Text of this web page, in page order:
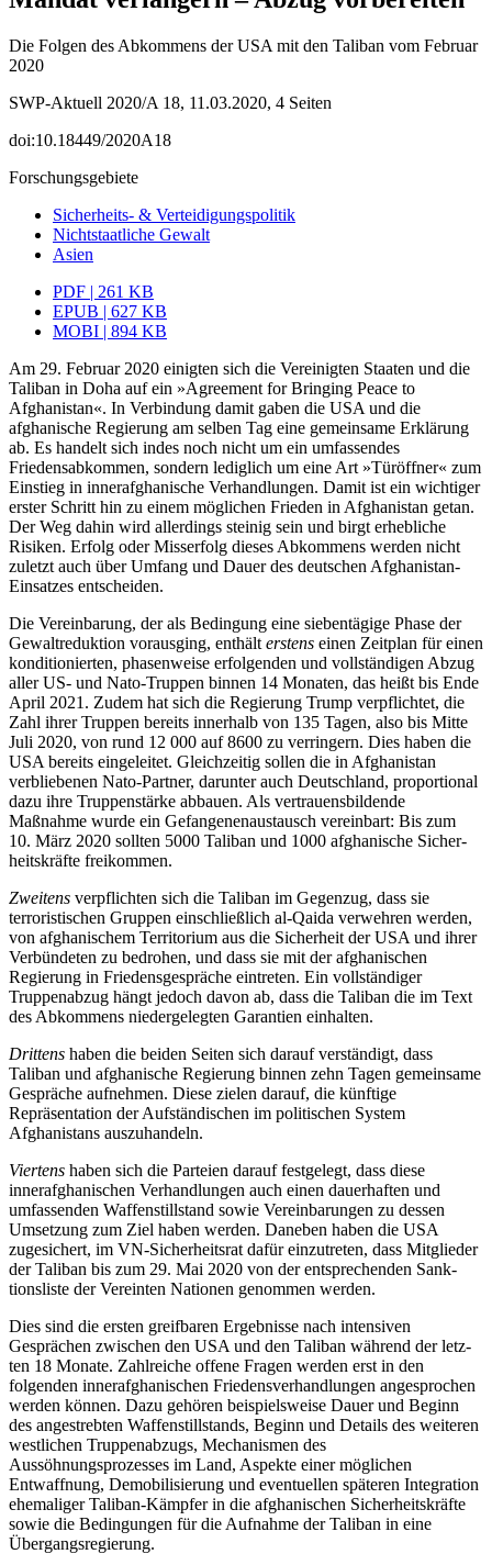
Die Folgen des Abkommens der USA mit den Taliban vom Februar
2020
SWP-Aktuell 2020/A 18, 11.03.2020, 4 Seiten
doi:10.18449/2020A18
Forschungsgebiete
Sicherheits- & Verteidigungspolitik
Nichtstaatliche Gewalt
Asien
PDF | 261 KB
EPUB | 627 KB
MOBI | 894 KB
Am 29. Februar 2020 einigten sich die Vereinigten Staaten und die
Taliban in Doha auf ein »Agreement for Bringing Peace to
Afghanistan«. In Verbindung damit gaben die USA und die
afghanische Regierung am selben Tag eine gemeinsame Erklärung
ab. Es handelt sich indes noch nicht um ein umfassendes
Friedensabkommen, son­dern lediglich um eine Art »Türöffner« zum
Einstieg in innerafghanische Verhand­lungen. Damit ist ein wichtiger
erster Schritt hin zu einem möglichen Frieden in Afghanistan getan.
Der Weg dahin wird allerdings steinig sein und birgt erhebliche
Risiken. Erfolg oder Misserfolg dieses Abkommens werden nicht
zuletzt auch über Umfang und Dauer des deutschen Afghanistan-
Einsatzes entscheiden.
Die Vereinbarung, der als Bedingung eine siebentägige Phase der
Gewaltreduktion vorausging, enthält erstens einen Zeitplan für einen
konditionierten, pha­senweise er­fol­genden und vollständigen Abzug
aller US- und Nato-Truppen binnen 14 Monaten, das heißt bis Ende
April 2021. Zudem hat sich die Regierung Trump verpflichtet, die
Zahl ihrer Truppen bereits innerhalb von 135 Tagen, also bis Mitte
Juli 2020, von rund 12 000 auf 8600 zu verringern. Dies haben die
USA bereits eingeleitet. Gleich­zeitig sollen die in Afghanistan
verbliebenen Nato-Partner, darunter auch Deutschland, proportional
dazu ihre Truppenstärke abbauen. Als vertrauensbildende
Maßnahme wurde ein Gefangenenaustausch ver­einbart: Bis zum
10. März 2020 sollten 5000 Taliban und 1000 afghanische Sicher­
heits­kräfte freikommen.
Zweitens verpflichten sich die Taliban im Gegenzug, dass sie
terroristischen Gruppen einschließlich al‑Qaida verwehren werden,
von afghanischem Territorium aus die Sicherheit der USA und ihrer
Verbündeten zu bedrohen, und dass sie mit der afghanischen
Regierung in Friedensgespräche ein­treten. Ein vollständiger
Truppenabzug hängt jedoch davon ab, dass die Taliban die im Text
des Abkom­mens niedergelegten Garan­tien einhalten.
Drittens haben die beiden Seiten sich darauf verständigt, dass
Taliban und afghanische Regie­rung binnen zehn Tagen gemeinsame
Gespräche aufnehmen. Diese zielen darauf, die künftige
Repräsentation der Aufständischen im politischen System
Afghanistans auszuhandeln.
Viertens haben sich die Parteien darauf festgelegt, dass diese
innerafghanischen Verhandlungen auch einen dauer­haften und
umfassenden Waffenstillstand sowie Verein­barungen zu dessen
Umsetzung zum Ziel haben wer­den. Daneben haben die USA
zugesichert, im VN-Sicher­heitsrat dafür ein­zutreten, dass Mitglieder
der Taliban bis zum 29. Mai 2020 von der entsprechenden Sank­
tions­liste der Verein­ten Nationen genommen werden.
Dies sind die ersten greifbaren Ergebnisse nach intensiven
Gesprächen zwischen den USA und den Taliban während der letz­
ten 18 Monate. Zahlreiche offene Fragen werden erst in den
folgenden inner­afghani­schen Friedensverhandlungen angesprochen
werden können. Dazu gehören beispielsweise Dauer und Beginn
des angestrebten Waffenstillstands, Beginn und Details des weiteren
westlichen Truppenabzugs, Mecha­nismen des
Aussöhnungsprozesses im Land, Aspekte einer möglichen
Entwaffnung, Demobilisierung und even­tuellen späteren Integration
ehemaliger Tali­ban-Kämpfer in die afghanischen Sicherheitskräfte
sowie die Bedin­gungen für die Aufnahme der Tali­ban in eine
Übergangsregierung.